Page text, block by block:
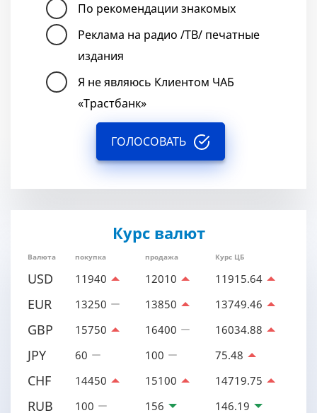
По рекомендации знакомых
Реклама на радио /ТВ/ печатные
издания
Я не являюсь Клиентом ЧАБ
«Трастбанк»
ГОЛОСОВАТЬ
Курс валют
Валюта покупка продажа Курс ЦБ
USD 11940 12010 11915.64
EUR 13250 13850 13749.46
GBP 15750 16400 16034.88
JPY 60 100 75.48
CHF 14450 15100 14719.75
RUB 100 156 146.19